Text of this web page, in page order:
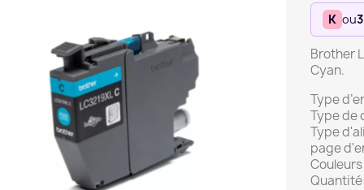
K ou
Brother
Cyan.
Type
Type de
Type
page